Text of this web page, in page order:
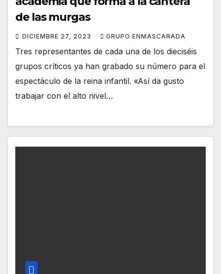
de las murgas
DICIEMBRE 27, 2023 GRUPO ENMASCARADA
Tres representantes de cada una de los dieciséis
grupos críticos ya han grabado su número para el
espectáculo de la reina infantil. «Así da gusto
trabajar con el alto nivel…